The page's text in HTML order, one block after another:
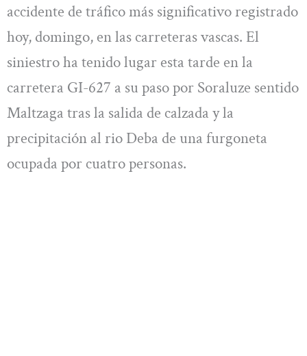
accidente de tráfico más significativo registrado
hoy, domingo, en las carreteras vascas. El
siniestro ha tenido lugar esta tarde en la
carretera GI-627 a su paso por Soraluze sentido
Maltzaga tras la salida de calzada y la
precipitación al rio Deba de una furgoneta
ocupada por cuatro personas.